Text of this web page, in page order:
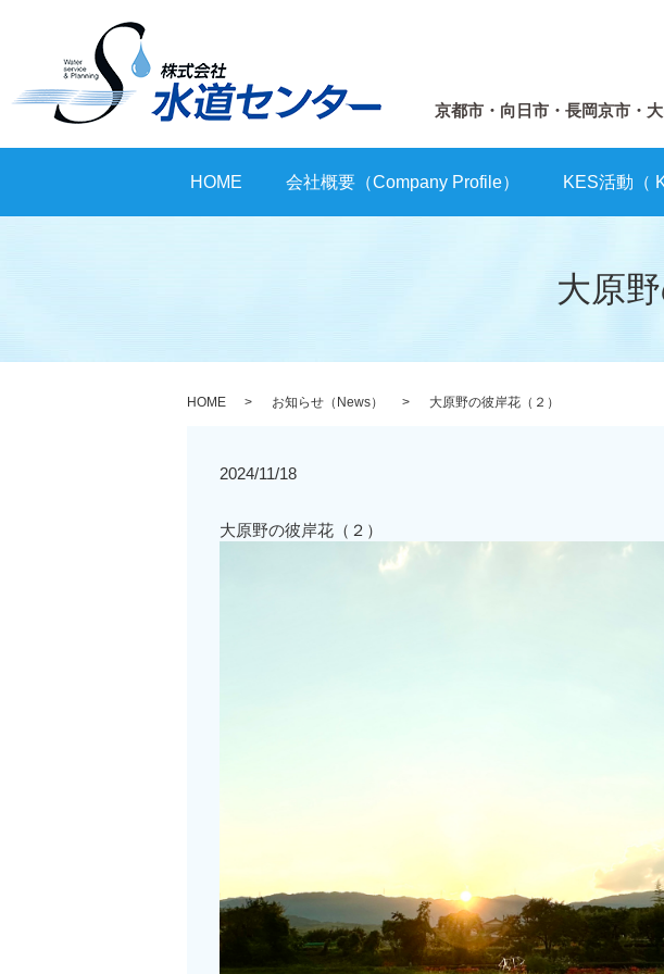
京都市・向日市・長岡京市・
HOME 会社概要（Company Profile） KES活動（
大原
HOME お知らせ（News） 大原野の彼岸花（２）
2024/11/18
大原野の彼岸花（２）